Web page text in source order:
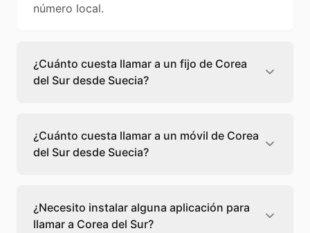
número local.
¿Cuánto cuesta llamar a un fijo de Corea
del Sur desde Suecia?
Suecia cuesta 0,08 €/min con Teléfono
Global. Verás el precio exacto antes de
marcar para que sepas qué vas a gastar.
¿Cuánto cuesta llamar a un móvil de Corea
del Sur desde Suecia?
Suecia cuesta 0,10 €/min con Teléfono Global.
Pagas solo los minutos que hablas, sin cuotas
¿Necesito instalar alguna aplicación para
llamar a Corea del Sur?